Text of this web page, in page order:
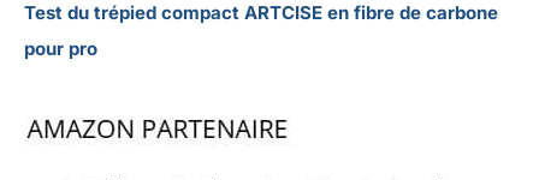
Test du trépied compact ARTCISE en fibre de carbone
pour pro